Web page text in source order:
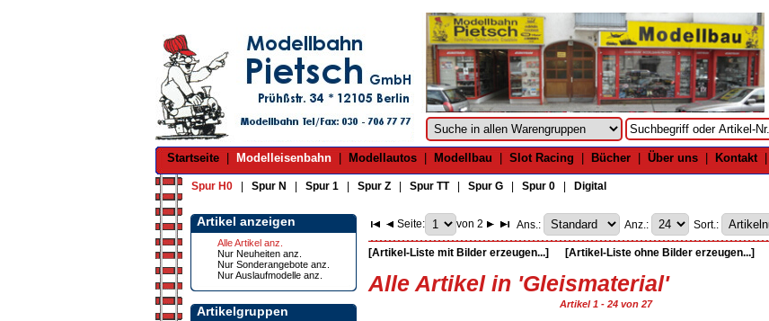
Startseite Modelleisenbahn Modellautos Modellbau Slot Racing Bücher Über uns Kontakt|
Spur H0 Spur N Spur 1 Spur Z Spur TT| Spur G Spur 0 Digital
Artikel anzeigen
Alle Artikel anz.
Nur Neuheiten anz.
Nur Sonderangebote anz.
Nur Auslaufmodelle anz.
Artikelgruppen
Seite: von 2 Ans.: Anz.: Sort.:
[Artikel-Liste mit Bilder erzeugen...] [Artikel-Liste ohne Bilder erzeugen...]
Alle Artikel in 'Gleismaterial'
Artikel 1 - 24 von 27